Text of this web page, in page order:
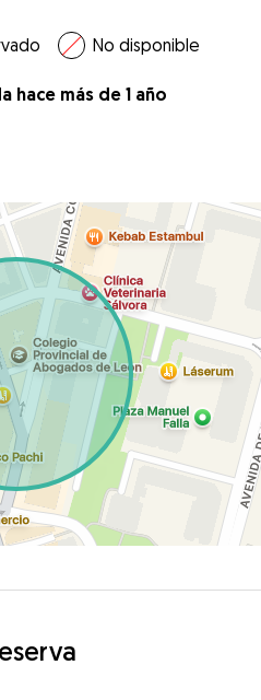
No disponible
hace más de 1 año